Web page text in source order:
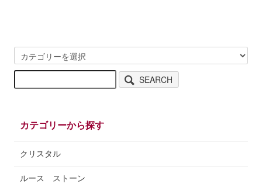
SEARCH
カテゴリーから探す
クリスタル
ルース ストーン